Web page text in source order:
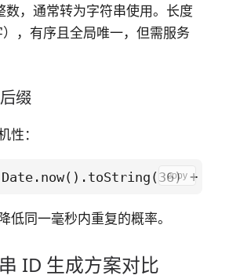
数，通常转为字符串使用。长度
，有序且全局唯一，但需服务
缀
性：
copy
低同一毫秒内重复的概率。
ID 生成方案对比